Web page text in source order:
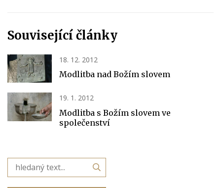
Související články
18. 12. 2012
Modlitba nad Božím slovem
19. 1. 2012
Modlitba s Božím slovem ve
společenství